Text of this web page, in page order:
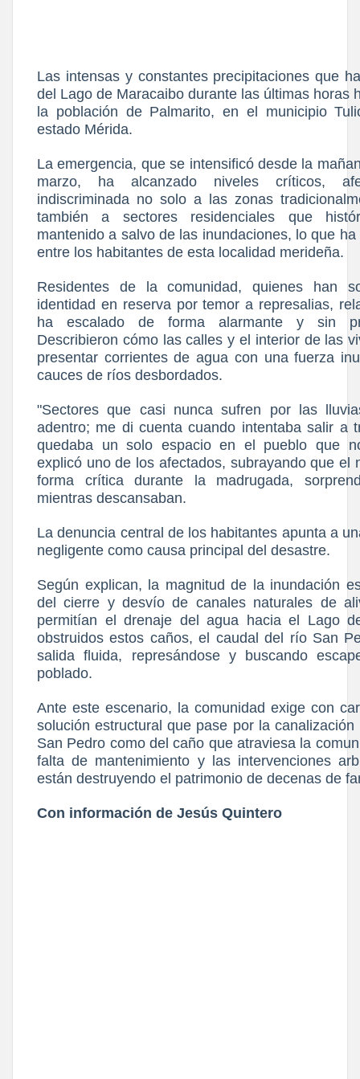
Las intensas y constantes precipitaciones que
del Lago de Maracaibo durante las últimas horas
la población de Palmarito, en el municipio
estado Mérida.
La emergencia, que se intensificó desde la
marzo, ha alcanzado niveles críticos,
indiscriminada no solo a las zonas
también a sectores residenciales que
mantenido a salvo de las inundaciones, lo que
entre los habitantes de esta localidad merideña.
​Residentes de la comunidad, quienes han
identidad en reserva por temor a represalias,
ha escalado de forma alarmante y sin
Describieron cómo las calles y el interior de las
presentar corrientes de agua con una fuerza
cauces de ríos desbordados.
"Sectores que casi nunca sufren por las
adentro; me di cuenta cuando intentaba salir a
quedaba un solo espacio en el pueblo que
explicó uno de los afectados, subrayando que el
forma crítica durante la madrugada,
mientras descansaban.
​La denuncia central de los habitantes apunta a
negligente como causa principal del desastre.
Según explican, la magnitud de la inundación
del cierre y desvío de canales naturales de
permitían el drenaje del agua hacia el Lago
obstruidos estos caños, el caudal del río San
salida fluida, represándose y buscando
poblado.
Ante este escenario, la comunidad exige con
solución estructural que pase por la
San Pedro como del caño que atraviesa la
falta de mantenimiento y las intervenciones
están destruyendo el patrimonio de decenas de
Con información de Jesús Quintero